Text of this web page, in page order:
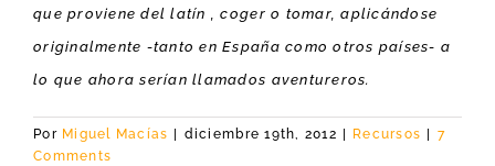
que proviene del latín , coger o tomar, aplicándose
originalmente -tanto en España como otros países- a
lo que ahora serían llamados aventureros.
Por Miguel Macías diciembre 19th, 2012 Recursos
7
Comments